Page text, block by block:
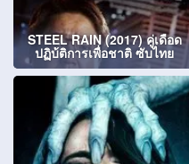
STEEL RAIN (2017) คู่เดือด
ปฏิบ้ติการเพื่อชาติ ซับไทย